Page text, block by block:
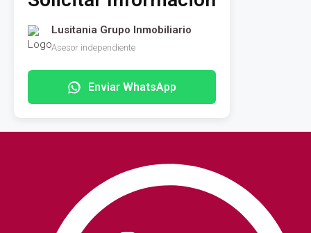
Lusitania Grupo Inmobiliario
Asesor independiente
Enviar WhatsApp